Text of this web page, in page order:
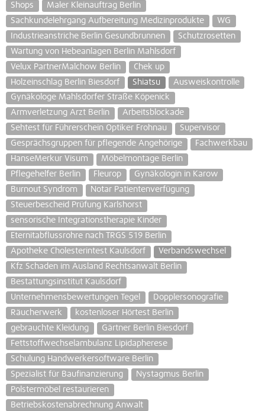
Shops
Maler Kleinauftrag Berlin
Sachkundelehrgang Aufbereitung Medizinprodukte
WG
Industrieanstriche Berlin Gesundbrunnen
Schutzrosetten
Wartung von Hebeanlagen Berlin Mahlsdorf
Velux PartnerMalchow Berlin
Chek up
Holzeinschlag Berlin Biesdorf
Shiatsu
Ausweiskontrolle
Gynäkologe Mahlsdorfer Straße Köpenick
Armverletzung Arzt Berlin
Arbeitsblockade
Sehtest für Führerschein Optiker Frohnau
Supervisor
Gesprächsgruppen für pflegende Angehörige
Fachwerkbau
HanseMerkur Visum
Möbelmontage Berlin
Pflegehelfer Berlin
Fleurop
Gynäkologin in Karow
Burnout Syndrom
Notar Patientenverfügung
Steuerbescheid Prüfung Karlshorst
sensorische Integrationstherapie Kinder
Eternitabflussrohre nach TRGS 519 Berlin
Apotheke Cholesterintest Kaulsdorf
Verbandswechsel
Kfz Schaden im Ausland Rechtsanwalt Berlin
Bestattungsinstitut Kaulsdorf
Unternehmensbewertungen Tegel
Dopplersonografie
Räucherwerk
kostenloser Hörtest Berlin
gebrauchte Kleidung
Gärtner Berlin Biesdorf
Fettstoffwechselambulanz Lipidapherese
Schulung Handwerkersoftware Berlin
Spezialist für Baufinanzierung
Nystagmus Berlin
Polstermöbel restaurieren
Betriebskostenabrechnung Anwalt